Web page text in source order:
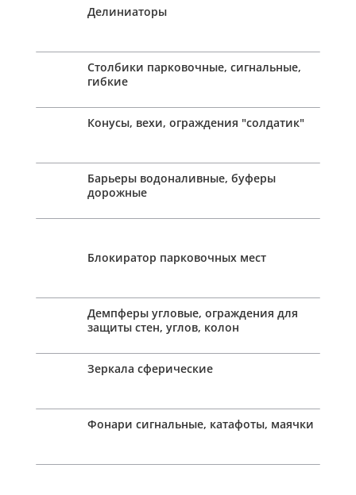
Делиниаторы
Столбики парковочные, сигнальные,
гибкие
Конусы, вехи, ограждения "солдатик"
Барьеры водоналивные, буферы
дорожные
Блокиратор парковочных мест
Демпферы угловые, ограждения для
защиты стен, углов, колон
Зеркала сферические
Фонари сигнальные, катафоты, маячки